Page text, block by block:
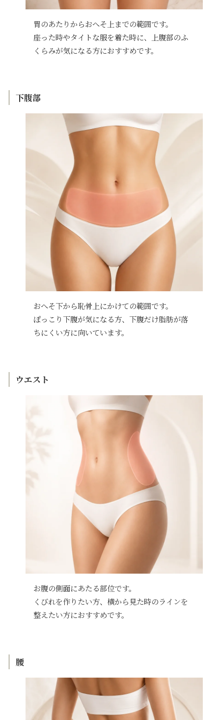
胃のあたりからおへそ上までの範囲です。
座った時やタイトな服を着た時に、上腹部のふ
くらみが気になる方におすすめです。
下腹部
おへそ下から恥骨上にかけての範囲です。
ぽっこり下腹が気になる方、下腹だけ脂肪が落
ちにくい方に向いています。
ウエスト
お腹の側面にあたる部位です。
くびれを作りたい方、横から見た時のラインを
整えたい方におすすめです。
腰